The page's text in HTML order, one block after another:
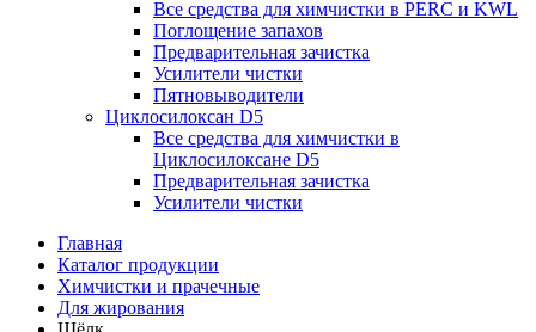
Все средства для химчистки в PERC и KWL
Поглощение запахов
Предварительная зачистка
Усилители чистки
Пятновыводители
Циклосилоксан D5
Все средства для химчистки в
Циклосилоксане D5
Предварительная зачистка
Усилители чистки
Главная
Каталог продукции
Химчистки и прачечные
Для жирования